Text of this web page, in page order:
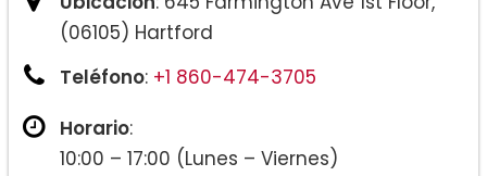
(06105) Hartford
Teléfono: +1 860-474-3705
Horario:
10:00 – 17:00 (Lunes – Viernes)